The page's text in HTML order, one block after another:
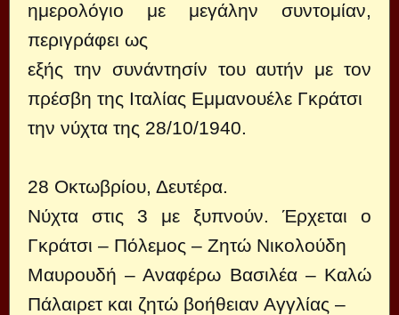
ημερολόγιο με μεγάλην συντομίαν,
περιγράφει ως
εξής την συνάντησίν του αυτήν με τον
πρέσβη της Ιταλίας Εμμανουέλε Γκράτσι
την νύχτα της 28/10/1940.
28 Οκτωβρίου, Δευτέρα.
Νύχτα στις 3 με ξυπνούν. Έρχεται ο
Γκράτσι – Πόλεμος – Ζητώ Νικολούδη
Μαυρουδή – Αναφέρω Βασιλέα – Καλώ
Πάλαιρετ και ζητώ βοήθειαν Αγγλίας –